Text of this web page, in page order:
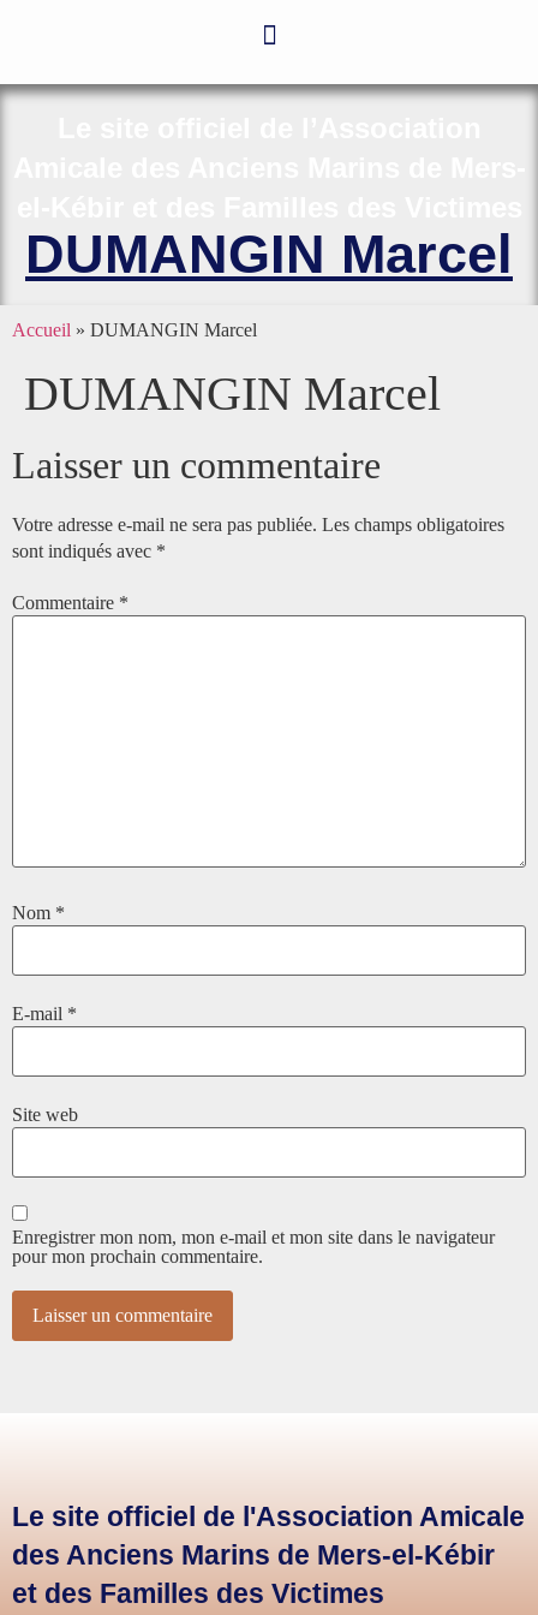
DUMANGIN Marcel
Accueil » DUMANGIN Marcel
DUMANGIN Marcel
Laisser un commentaire
Votre adresse e-mail ne sera pas publiée. Les champs obligatoires
sont indiqués avec *
Commentaire *
Nom *
E-mail *
Site web
Enregistrer mon nom, mon e-mail et mon site dans le navigateur
pour mon prochain commentaire.
Le site officiel de l'Association Amicale
des Anciens Marins de Mers-el-Kébir
et des Familles des Victimes